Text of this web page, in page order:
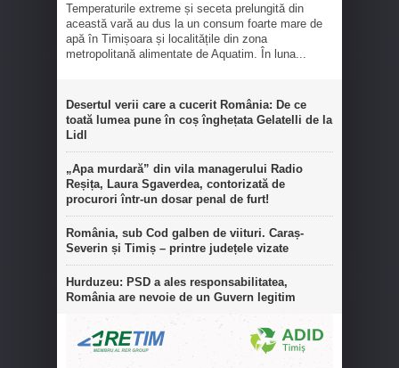
Temperaturile extreme și seceta prelungită din
această vară au dus la un consum foarte mare de
apă în Timișoara și localitățile din zona
metropolitană alimentate de Aquatim. În luna...
Desertul verii care a cucerit România: De ce
toată lumea pune în coș înghețata Gelatelli de la
Lidl
„Apa murdară” din vila managerului Radio
Reșița, Laura Sgaverdea, contorizată de
procurori într-un dosar penal de furt!
România, sub Cod galben de viituri. Caraș-
Severin și Timiș – printre județele vizate
Hurduzeu: PSD a ales responsabilitatea,
România are nevoie de un Guvern legitim